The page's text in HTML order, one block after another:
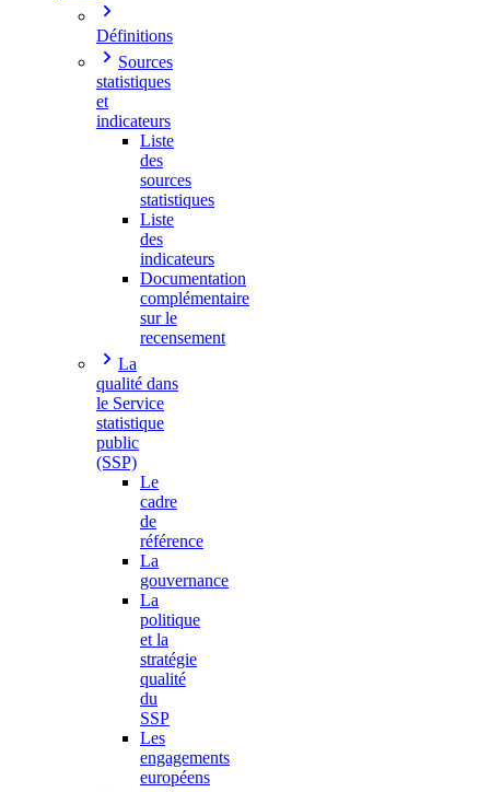
Définitions
Sources
statistiques
et
indicateurs
Liste
des
sources
statistiques
Liste
des
indicateurs
Documentation
complémentaire
sur le
recensement
La
qualité dans
le Service
statistique
public
(SSP)
Le
cadre
de
référence
La
gouvernance
La
politique
et la
stratégie
qualité
du
SSP
Les
engagements
européens